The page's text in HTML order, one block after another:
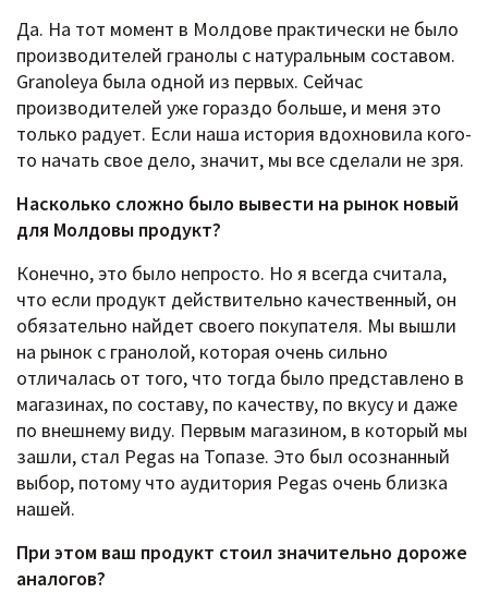
Да. На тот момент в Молдове практически не было
производителей гранолы с натуральным составом.
Granoleya была одной из первых. Сейчас
производителей уже гораздо больше, и меня это
только радует. Если наша история вдохновила кого-
то начать свое дело, значит, мы все сделали не зря.
Насколько сложно было вывести на рынок новый
для Молдовы продукт?
Конечно, это было непросто. Но я всегда считала,
что если продукт действительно качественный, он
обязательно найдет своего покупателя. Мы вышли
на рынок с гранолой, которая очень сильно
отличалась от того, что тогда было представлено в
магазинах, по составу, по качеству, по вкусу и даже
по внешнему виду. Первым магазином, в который мы
зашли, стал Pegas на Топазе. Это был осознанный
выбор, потому что аудитория Pegas очень близка
нашей.
При этом ваш продукт стоил значительно дороже
аналогов?